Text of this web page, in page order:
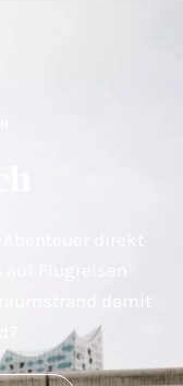
direkt
Flugreisen
damit